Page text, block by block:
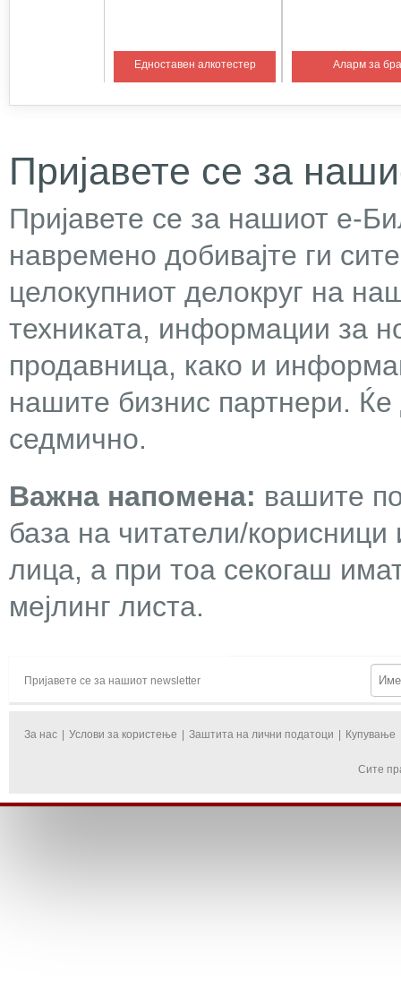
Едноставен алкотестер Аларм за
Пријавете се за
Пријавете се за нашиот е-
навремено добивајте ги
целокупниот делокруг на
техниката, информации за
продавница, како и
нашите бизнис партнери.
седмично.
Важна напомена: вашите
база на читатели/
лица, а при тоа секогаш
мејлинг листа.
Пријавете се за нашиот newsletter
За нас Услови за користење Заштита на лични податоци Купување
Сите